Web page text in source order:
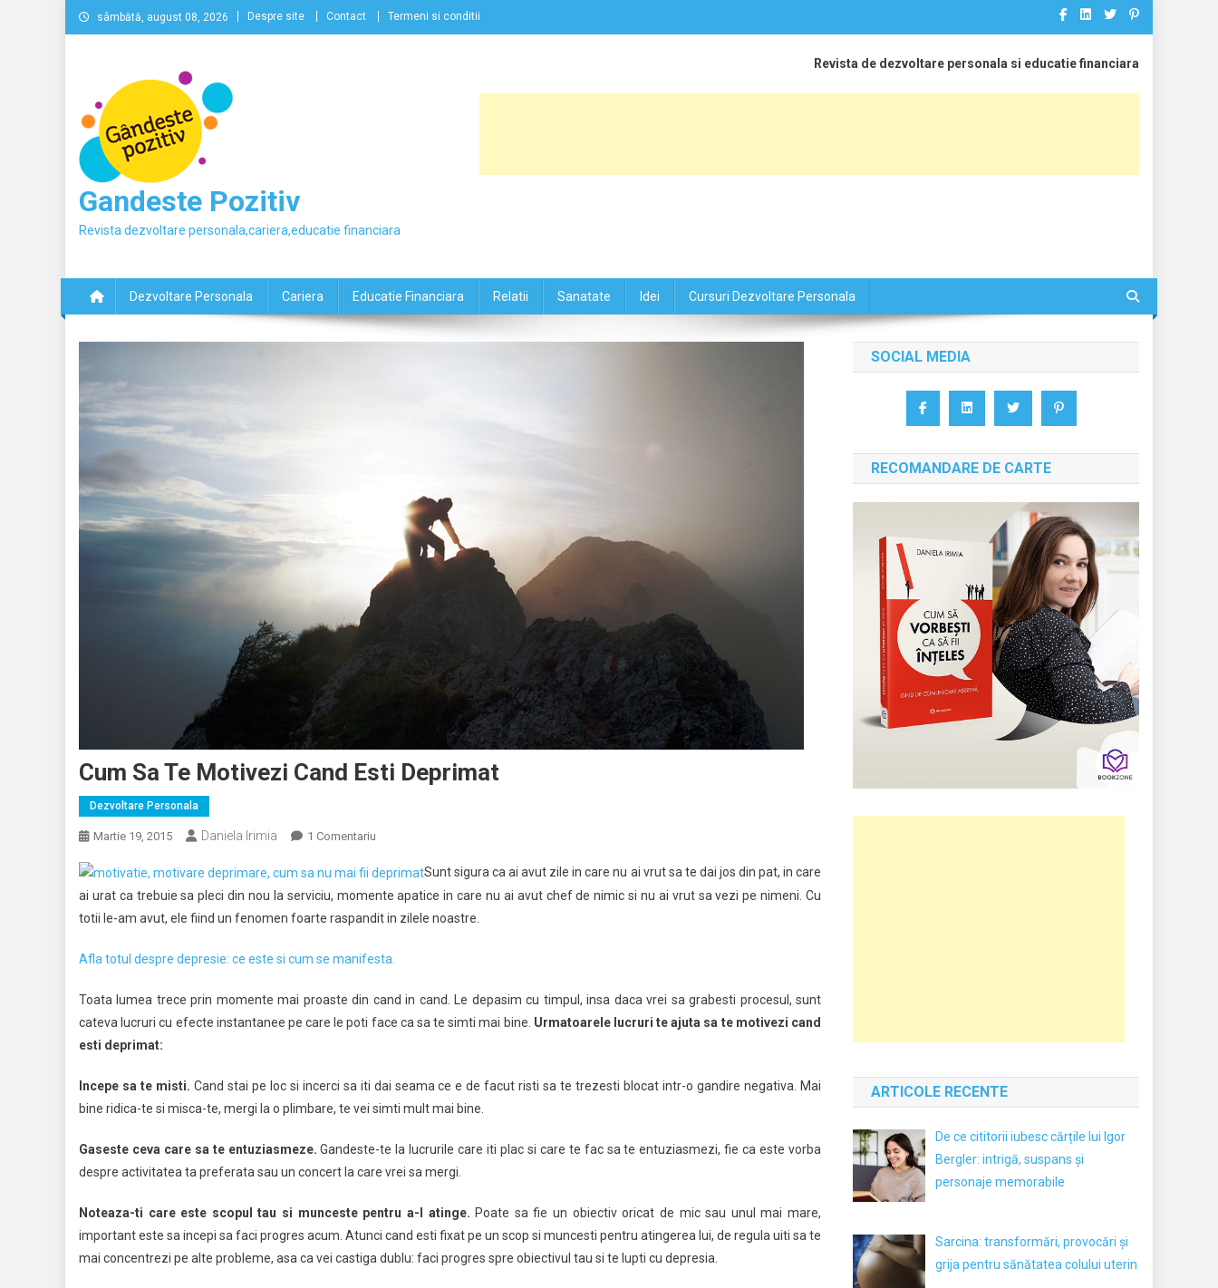
Skip
to
sâmbătă, august 08, 2026 Despre site Contact Termeni si conditii
Gandeste Pozitiv
Revista dezvoltare personala,cariera,educatie financiara
Revista de dezvoltare personala si educatie financiara
Dezvoltare Personala Cariera Educatie Financiara Relatii Sanatate Idei Cursuri Dezvoltare Personala
Cum Sa Te Motivezi Cand Esti Deprimat
Dezvoltare Personala
Martie 19, 2015 Daniela Irimia 1 Comentariu
Sa
Te
Motivezi
Esti
Sunt sigura ca ai avut zile in care nu ai vrut sa te dai jos din pat, in care
ai urat ca trebuie sa pleci din nou la serviciu, momente apatice in care nu ai avut chef de nimic si nu ai vrut sa vezi pe nimeni. Cu
totii le-am avut, ele fiind un fenomen foarte raspandit in zilele noastre.
Afla totul despre depresie: ce este si cum se manifesta.
Toata lumea trece prin momente mai proaste din cand in cand. Le depasim cu timpul, insa daca vrei sa grabesti procesul, sunt
cateva lucruri cu efecte instantanee pe care le poti face ca sa te simti mai bine. Urmatoarele lucruri te ajuta sa te motivezi cand
esti deprimat:
Incepe sa te misti. Cand stai pe loc si incerci sa iti dai seama ce e de facut risti sa te trezesti blocat intr-o gandire negativa. Mai
bine ridica-te si misca-te, mergi la o plimbare, te vei simti mult mai bine.
Gaseste ceva care sa te entuziasmeze. Gandeste-te la lucrurile care iti plac si care te fac sa te entuziasmezi, fie ca este vorba
despre activitatea ta preferata sau un concert la care vrei sa mergi.
Noteaza-ti care este scopul tau si munceste pentru a-l atinge. Poate sa fie un obiectiv oricat de mic sau unul mai mare,
important este sa incepi sa faci progres acum. Atunci cand esti fixat pe un scop si muncesti pentru atingerea lui, de regula uiti sa te
mai concentrezi pe alte probleme, asa ca vei castiga dublu: faci progres spre obiectivul tau si te lupti cu depresia.
SOCIAL MEDIA
RECOMANDARE DE CARTE
ARTICOLE RECENTE
De ce cititorii iubesc cărțile lui Igor
Bergler: intrigă, suspans și
personaje memorabile
Sarcina: transformări, provocări și
grija pentru sănătatea colului uterin